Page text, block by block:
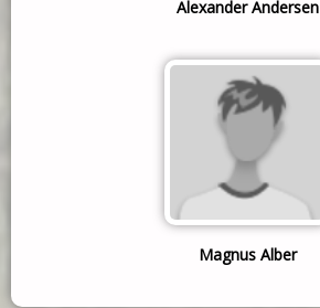
Alexander Andersen
Magnus Alber